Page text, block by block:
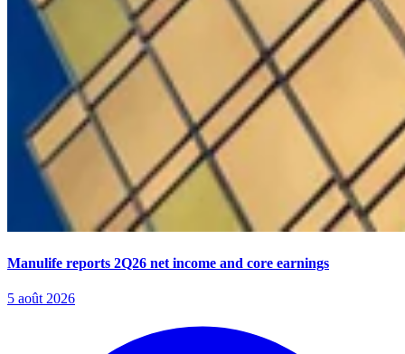
Manulife reports 2Q26 net income and core earnings
5 août 2026